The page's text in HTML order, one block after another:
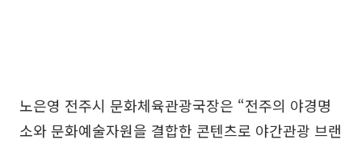
노은영 전주시 문화체육관광국장은 “전주의 야경명
소와 문화예술자원을 결합한 콘텐츠로 야간관광 브랜